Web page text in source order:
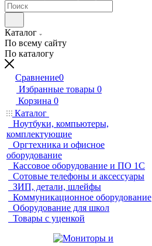
Каталог
По всему сайту
По каталогу
Сравнение0
Избранные товары 0
Корзина 0
Каталог
Ноутбуки, компьютеры,
комплектующие
Оргтехника и офисное
оборудование
Кассовое оборудование и ПО 1С
Сотовые телефоны и аксессуары
ЗИП, детали, шлейфы
Коммуникационное оборудование
Оборудование для школ
Товары с уценкой